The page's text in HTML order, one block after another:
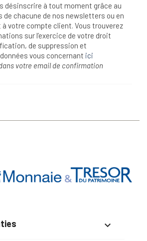
désinscrire à tout moment grâce au
de chacune de nos newsletters ou en
votre compte client. Vous trouverez
sur l’exercice de votre droit
de suppression et
vous concernant ici
votre email de confirmation
